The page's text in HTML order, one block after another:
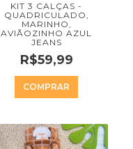
KIT 3 CALÇAS -
QUADRICULADO,
MARINHO,
AVIÃOZINHO AZUL
JEANS
R$59,99
COMPRAR